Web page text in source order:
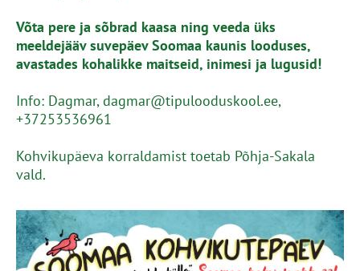
Võta pere ja sõbrad kaasa ning veeda üks
meeldejääv suvepäev Soomaa kaunis looduses,
avastades kohalikke maitseid, inimesi ja lugusid!
Info: Dagmar, dagmar@tipulooduskool.ee,
+37253536961
Kohvikupäeva korraldamist toetab Põhja-Sakala
vald.